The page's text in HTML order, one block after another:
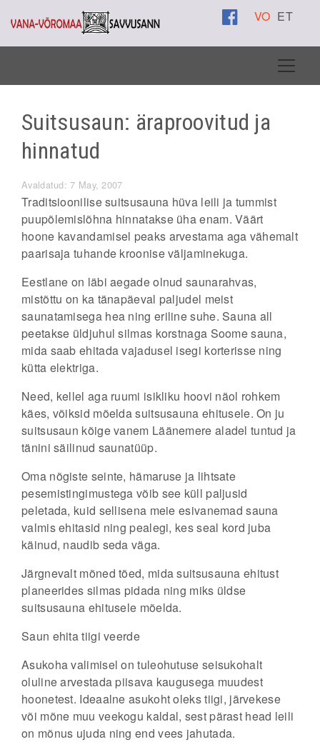
VO ET
Suitsusaun: äraproovitud ja
hinnatud
Avaldatud: 7 May, 2007
Traditsioonilise suitsusauna hüva leili ja tummist
puupõlemislõhna hinnatakse üha enam. Väärt
hoone kavandamisel peaks arvestama aga vähemalt
paarisaja tuhande kroonise väljaminekuga.
Eestlane on läbi aegade olnud saunarahvas,
mistõttu on ka tänapäeval paljudel meist
saunatamisega hea ning eriline suhe. Sauna all
peetakse üldjuhul silmas korstnaga Soome sauna,
mida saab ehitada vajadusel isegi korterisse ning
kütta elektriga.
Need, kellel aga ruumi isikliku hoovi näol rohkem
käes, võiksid mõelda suitsusauna ehitusele. On ju
suitsusaun kõige vanem Läänemere aladel tuntud ja
tänini säilinud saunatüüp.
Oma nõgiste seinte, hämaruse ja lihtsate
pesemistingimustega võib see küll paljusid
peletada, kuid sellisena meie esivanemad sauna
valmis ehitasid ning pealegi, kes seal kord juba
käinud, naudib seda väga.
Järgnevalt mõned tõed, mida suitsusauna ehitust
planeerides silmas pidada ning miks üldse
suitsusauna ehitusele mõelda.
Saun ehita tiigi veerde
Asukoha valimisel on tuleohutuse seisukohalt
oluline arvestada piisava kaugusega muudest
hoonetest. Ideaalne asukoht oleks tiigi, järvekese
või mõne muu veekogu kaldal, sest pärast head leili
on mõnus ujuda ning end vees jahutada.